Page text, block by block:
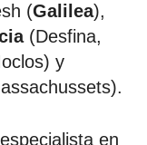
(Galilea),
(Desfina,
y
en